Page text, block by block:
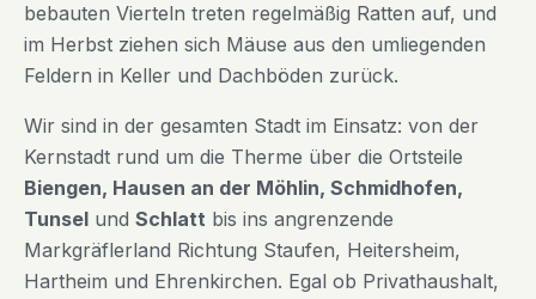
bebauten Vierteln treten regelmäßig Ratten auf, und
im Herbst ziehen sich Mäuse aus den umliegenden
Feldern in Keller und Dachböden zurück.
Wir sind in der gesamten Stadt im Einsatz: von der
Kernstadt rund um die Therme über die Ortsteile
Biengen, Hausen an der Möhlin, Schmidhofen,
Tunsel und Schlatt bis ins angrenzende
Markgräflerland Richtung Staufen, Heitersheim,
Hartheim und Ehrenkirchen. Egal ob Privathaushalt,